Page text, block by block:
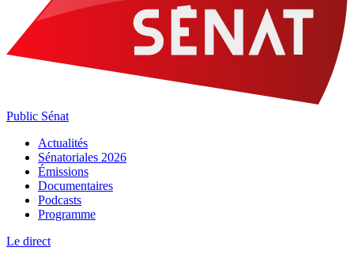
Public Sénat
Actualités
Sénatoriales 2026
Émissions
Documentaires
Podcasts
Programme
Le direct